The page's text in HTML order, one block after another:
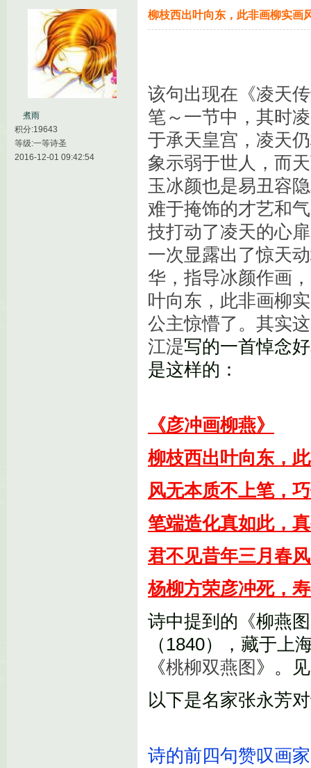
煮雨
积分:19643
等级:一等诗圣
2016-12-01 09:42:54
柳枝西出叶向东，此非画柳实画
该句出现在《凌天
笔～一节中，其时
于承天皇宫，凌天
象示弱于世人，而
玉冰颜也是易丑容
难于掩饰的才艺和
技打动了凌天的心
一次显露出了惊天
华，指导冰颜作画
叶向东，此非画柳
公主惊懵了。其实
江湜写的一首悼念
是这样的：
《彦冲画柳燕》
柳枝西出叶向东，
风无本质不上笔，
笔端造化真如此，
君不见昔年三月春
杨柳方荣彦冲死，
诗中提到的《柳燕
（1840），藏于上
《桃柳双燕图 》。
以下是名家张永芳
诗的前四句赞叹画